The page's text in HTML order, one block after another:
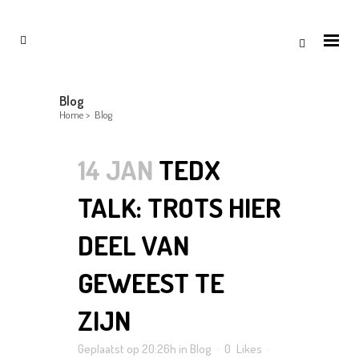
Blog
Home> Blog
14 JAN TEDX
TALK: TROTS HIER
DEEL VAN
GEWEEST TE
ZIJN
Geplaatst op 20:26h in Blog 0 Likes